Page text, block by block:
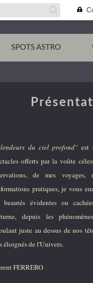
SPOTS ASTRO
du ciel profond" est
offerts par la voûte
de mes voyages,
pratiques, je vous
beautés évidentes ou
depuis les
juste au dessus de nos
éloignés de l'Univers.
FERRERO